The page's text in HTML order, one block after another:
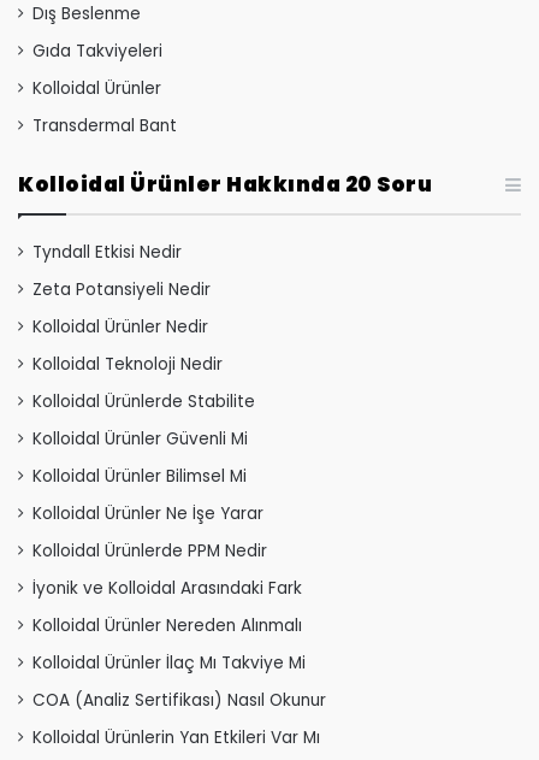
Dış Beslenme
Gıda Takviyeleri
Kolloidal Ürünler
Transdermal Bant
Kolloidal Ürünler Hakkında 20 Soru
Tyndall Etkisi Nedir
Zeta Potansiyeli Nedir
Kolloidal Ürünler Nedir
Kolloidal Teknoloji Nedir
Kolloidal Ürünlerde Stabilite
Kolloidal Ürünler Güvenli Mi
Kolloidal Ürünler Bilimsel Mi
Kolloidal Ürünler Ne İşe Yarar
Kolloidal Ürünlerde PPM Nedir
İyonik ve Kolloidal Arasındaki Fark
Kolloidal Ürünler Nereden Alınmalı
Kolloidal Ürünler İlaç Mı Takviye Mi
COA (Analiz Sertifikası) Nasıl Okunur
Kolloidal Ürünlerin Yan Etkileri Var Mı